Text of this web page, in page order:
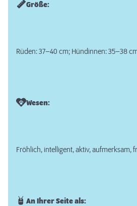
Größe:
Rüden: 37–40 cm; Hündinnen: 35–38
Wesen:
Fröhlich, intelligent, aktiv, aufmerksam,
An Ihrer Seite als: